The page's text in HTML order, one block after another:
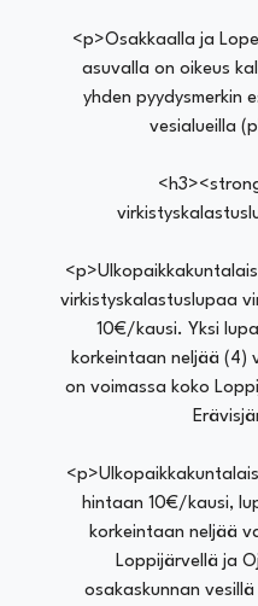
<p>Osakkaalla ja
asuvalla on oikeus
yhden pyydysmerkin
vesialueilla
virkistyskalastuslupaa
10€/kausi. Yksi
korkeintaan neljää (4)
on voimassa koko
hintaan 10€/kausi,
korkeintaan neljää
Loppijärvellä ja
osakaskunnan